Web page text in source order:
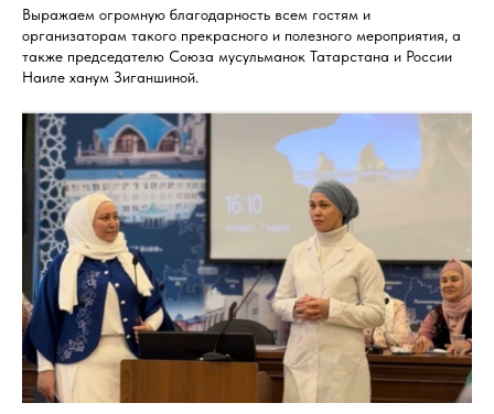
Выражаем огромную благодарность всем гостям и
организаторам такого прекрасного и полезного мероприятия, а
также председателю Союза мусульманок Татарстана и России
Наиле ханум Зиганшиной.